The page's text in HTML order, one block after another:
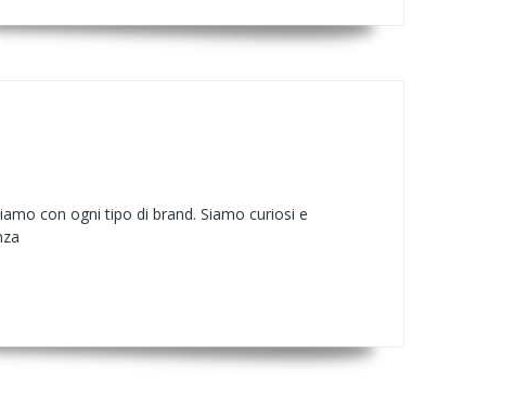
con ogni tipo di brand. Siamo curiosi e